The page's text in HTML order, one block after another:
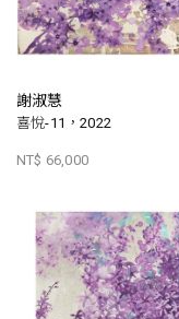
謝淑慧
喜悅-11，2022
NT$ 66,000